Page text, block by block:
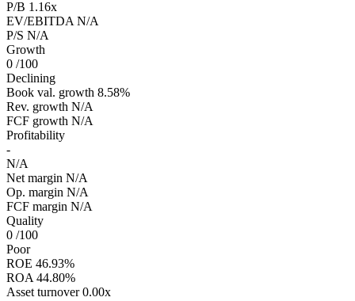
P/B 1.16x
EV/EBITDA N/A
P/S N/A
Growth
0 /100
Declining
Book val. growth 8.58%
Rev. growth N/A
FCF growth N/A
Profitability
-
N/A
Net margin N/A
Op. margin N/A
FCF margin N/A
Quality
0 /100
Poor
ROE 46.93%
ROA 44.80%
Asset turnover 0.00x